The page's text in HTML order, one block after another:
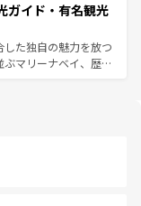
節にも異なる楽しみ
々、仏教を中心とし
れる旅人を魅了し続
テンツ一覧を参照して
光スポットが密集し
も魅力。息をのむよ
を存分に楽しみ尽く
テンツ一覧を参照して
ガイド・有名観光
た独自の魅力を放つ
マリーナベイ、歴史
る外せないスポット